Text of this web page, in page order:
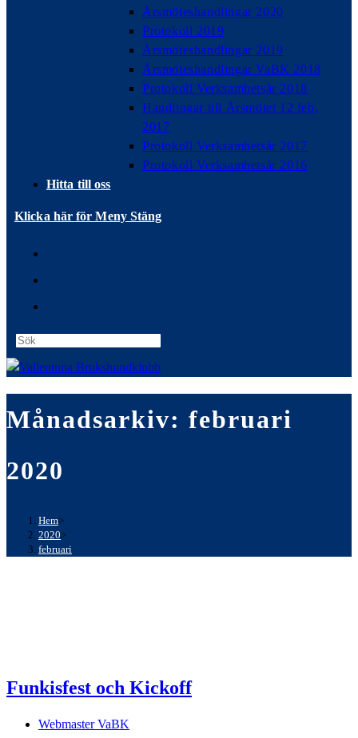
Årsmöteshandlingar 2020
Protokoll 2019
Årsmöteshandlingar 2019
Årsmöteshandlingar VaBK 2018
Protokoll Verksamhetsår 2018
Handlingar till Årsmötet 12 feb,
2017
Protokoll Verksamhetsår 2017
Protokoll Verksamhetsår 2016
Hitta till oss
Klicka här för Meny Stäng
to
close
the
Månadsarkiv: februari
2020
Hem>
2020>
februari
Funkisfest och Kickoff
Inläggsförfattare:
Webmaster VaBK